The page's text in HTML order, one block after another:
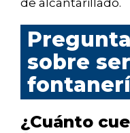
de alcantarillado.
sobre
¿Cuánto